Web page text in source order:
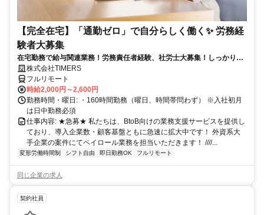
【完全在宅】「通勤ゼロ」で自分らしく働く✨ 労務経
験者大募集
在宅勤務で給与関連業務！労務責任者経験、社労士大募集！しっかり稼
ぎたい方、注目！
株式会社TIMERS
フルリモート
時給2,000円～2,600円
勤務時間・曜日: ・160時間勤務（曜日、時間帯問わず） ※入社初月
は日中勤務必須
仕事内容: ★急募★ 私たちは、BtoB向けの業務支援サービスを提供し
ており、導入企業数・顧客基盤ともに急速に拡大中です！ 外資系大
手企業の案件にてペイロール業務を担当いただきます！ ////...
変形労働時間制 シフト自由 即日勤務OK フルリモート
同じ企業の求人
契約社員